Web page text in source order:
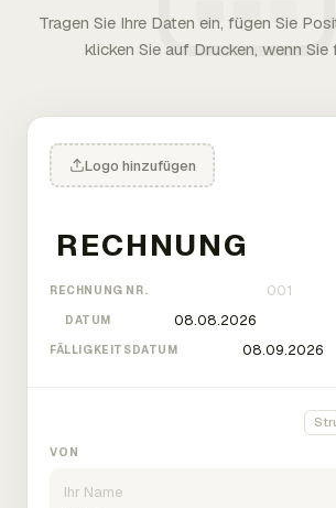
Tragen Sie Ihre Daten ein, fügen Sie
klicken Sie auf Drucken, wenn Sie
Logo hinzufügen
RECHNUNG NR.
DATUM
FÄLLIGKEITSDATUM
VON